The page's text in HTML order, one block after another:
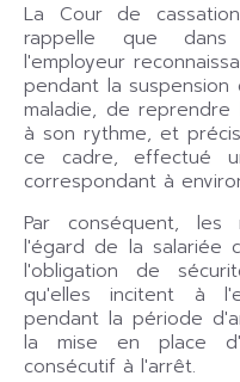
La Cour de
rappelle que dans
l'employeur
pendant la
maladie, de reprendre
à son rythme, et
ce cadre, effectué
correspondant à
Par conséquent,
l'égard de la salariée
l'obligation de
qu'elles incitent à
pendant la période
la mise en place
consécutif à l'arrêt.